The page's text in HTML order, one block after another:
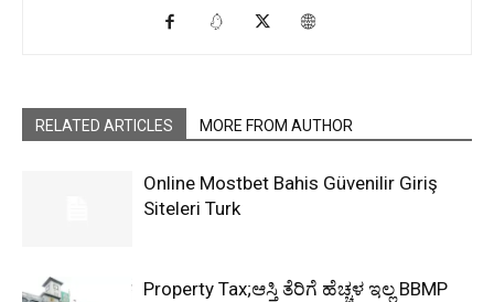
RELATED ARTICLES MORE FROM AUTHOR
Online Mostbet Bahis Güvenilir Giriş
Siteleri Turk
Property Tax;ಆಸ್ತಿ ತೆರಿಗೆ ಹೆಚ್ಚಳ ಇಲ್ಲ BBMP